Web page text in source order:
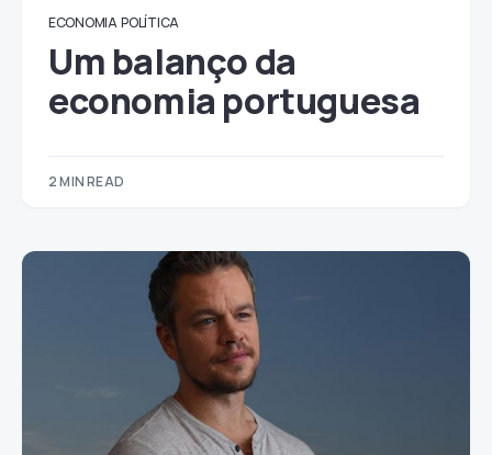
ECONOMIA POLÍTICA
Um balanço da
economia portuguesa
2 MIN READ